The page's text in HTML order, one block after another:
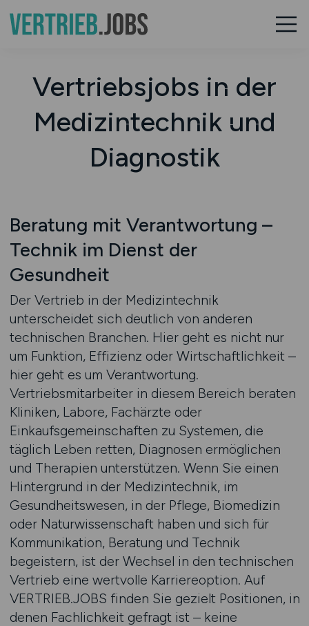
Vertriebsjobs in der
Medizintechnik und
Diagnostik
Beratung mit Verantwortung –
Technik im Dienst der
Gesundheit
Der Vertrieb in der Medizintechnik
unterscheidet sich deutlich von anderen
technischen Branchen. Hier geht es nicht nur
um Funktion, Effizienz oder Wirtschaftlichkeit –
hier geht es um Verantwortung.
Vertriebsmitarbeiter in diesem Bereich beraten
Kliniken, Labore, Fachärzte oder
Einkaufsgemeinschaften zu Systemen, die
täglich Leben retten, Diagnosen ermöglichen
und Therapien unterstützen. Wenn Sie einen
Hintergrund in der Medizintechnik, im
Gesundheitswesen, in der Pflege, Biomedizin
oder Naturwissenschaft haben und sich für
Kommunikation, Beratung und Technik
begeistern, ist der Wechsel in den technischen
Vertrieb eine wertvolle Karriereoption. Auf
VERTRIEB.JOBS finden Sie gezielt Positionen, in
denen Fachlichkeit gefragt ist – keine